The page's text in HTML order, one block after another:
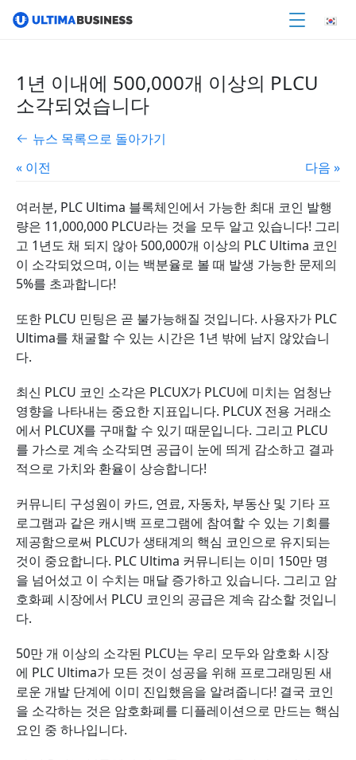
1년 이내에 500,000개 이상의 PLCU
소각되었습니다
뉴스 목록으로 돌아가기
« 이전
다음 »
여러분, PLC Ultima 블록체인에서 가능한 최대 코인 발행
량은 11,000,000 PLCU라는 것을 모두 알고 있습니다! 그리
고 1년도 채 되지 않아 500,000개 이상의 PLC Ultima 코인
이 소각되었으며, 이는 백분율로 볼 때 발생 가능한 문제의
5%를 초과합니다!
또한 PLCU 민팅은 곧 불가능해질 것입니다. 사용자가 PLC
Ultima를 채굴할 수 있는 시간은 1년 밖에 남지 않았습니
다.
최신 PLCU 코인 소각은 PLCUX가 PLCU에 미치는 엄청난
영향을 나타내는 중요한 지표입니다. PLCUX 전용 거래소
에서 PLCUX를 구매할 수 있기 때문입니다. 그리고 PLCU
를 가스로 계속 소각되면 공급이 눈에 띄게 감소하고 결과
적으로 가치와 환율이 상승합니다!
커뮤니티 구성원이 카드, 연료, 자동차, 부동산 및 기타 프
로그램과 같은 캐시백 프로그램에 참여할 수 있는 기회를
제공함으로써 PLCU가 생태계의 핵심 코인으로 유지되는
것이 중요합니다. PLC Ultima 커뮤니티는 이미 150만 명
을 넘어섰고 이 수치는 매달 증가하고 있습니다. 그리고 암
호화폐 시장에서 PLCU 코인의 공급은 계속 감소할 것입니
다.
50만 개 이상의 소각된 PLCU는 우리 모두와 암호화 시장
에 PLC Ultima가 모든 것이 성공을 위해 프로그래밍된 새
로운 개발 단계에 이미 진입했음을 알려줍니다! 결국 코인
을 소각하는 것은 암호화폐를 디플레이션으로 만드는 핵심
요인 중 하나입니다.